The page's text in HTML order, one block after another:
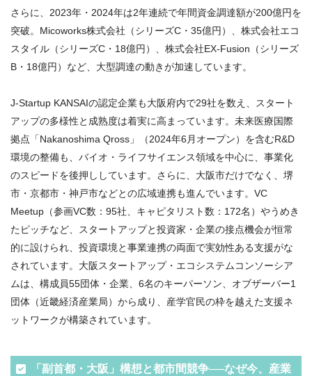
さらに、2023年・2024年は2年連続で年間資金調達額が200億円を
突破。Micoworks株式会社（シリーズC・35億円）、株式会社エコ
スタイル（シリーズC・18億円）、株式会社EX-Fusion（シリーズ
B・18億円）など、大型調達の動きが加速しています。
J-Startup KANSAIの認定企業も大阪府内で29社を数え、スタート
アップの多様性と成熟度は着実に高まっています。未来医療国際
拠点「Nakanoshima Qross」（2024年6月オープン）を含むR&D
環境の整備も、バイオ・ライフサイエンス領域を中心に、事業化
のスピードを後押ししています。さらに、大阪市だけでなく、堺
市・京都市・神戸市などとの広域連携も進んでいます。VC
Meetup（参画VC数：95社、キャピタリスト数：172名）やうめき
たピッチなど、スタートアップと投資家・企業の接点機会が恒常
的に設けられ、投資環境と事業連携の両面で実効性ある支援がな
されています。大阪スタートアップ・エコシステムコンソーシア
ムは、構成員55団体・企業、6名のキーパーソン、オブザーバー1
団体（近畿経済産業局）から成り、産学官民の枠を越えた支援ネ
ットワークが構築されています。
「副首都・大阪」構想と都市間競争──なぜ今、産業